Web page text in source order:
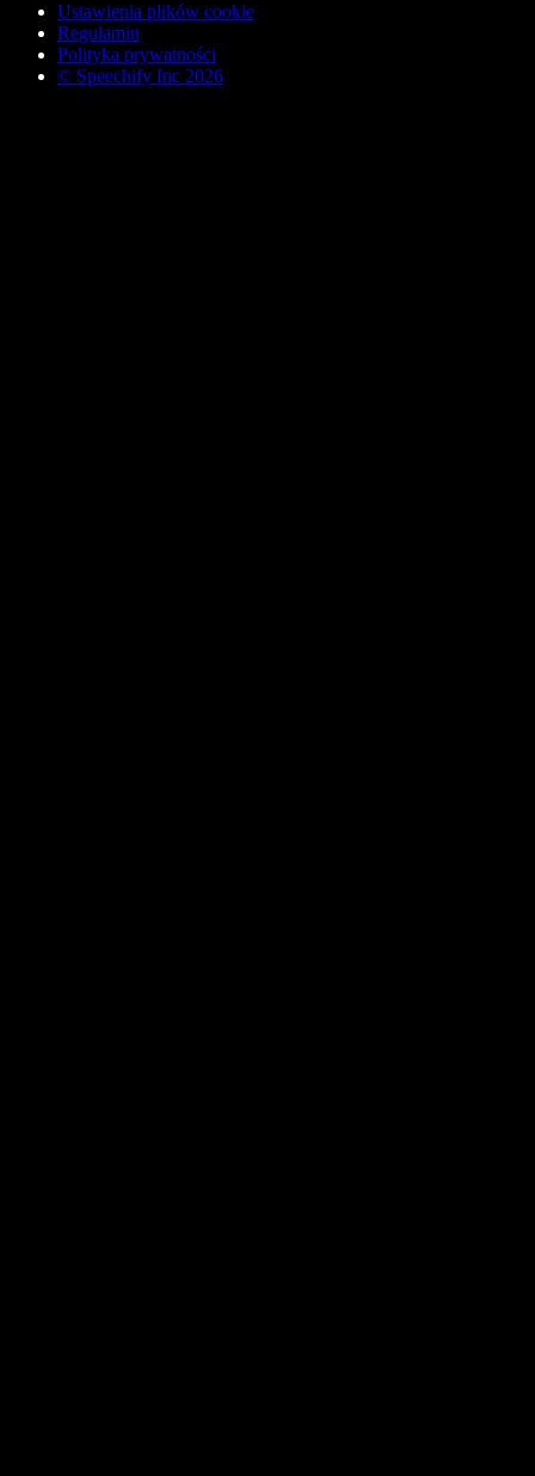
Ustawienia plików cookie
Regulamin
Polityka prywatności
© Speechify Inc 2026